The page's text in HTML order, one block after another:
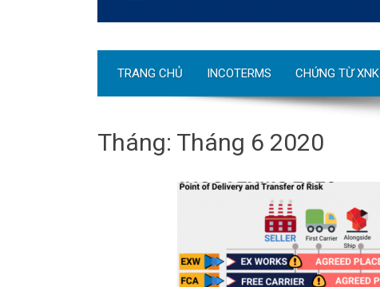
TRANG CHỦ INCOTERMS CHỨNG TỪ XNK
Tháng: Tháng 6 2020